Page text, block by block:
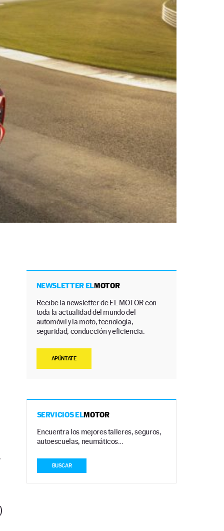
NEWSLETTER ELMOTOR
Recibe la newsletter de EL MOTOR con
toda la actualidad del mundo del
automóvil y la moto, tecnología,
seguridad, conducción y eficiencia.
APÚNTATE
SERVICIOS ELMOTOR
Encuentra los mejores talleres, seguros,
autoescuelas, neumáticos…
BUSCAR